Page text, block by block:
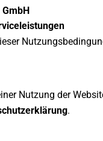
Nutzung der
.